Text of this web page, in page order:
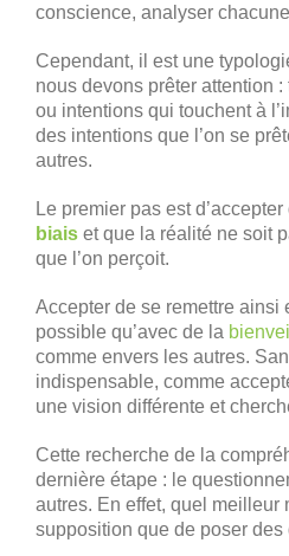
conscience, analyser
Cependant, il est une
nous devons prêter attention
ou intentions qui touchent à
des intentions que l’on se
autres.
Le premier pas est
biais et que la réalité ne soit
que l’on perçoit.
Accepter de se remettre ainsi
possible qu’avec de la
comme envers les autres.
indispensable, comme
une vision différente et
Cette recherche de la
dernière étape : le
autres. En effet, quel meilleur
supposition que de poser des